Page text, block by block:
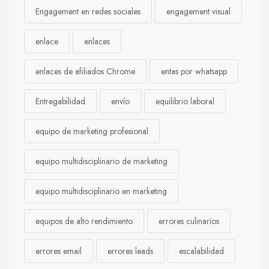
Engagement en redes sociales engagement visual
enlace enlaces
enlaces de afiliados Chrome entas por whatsapp
Entregabilidad envío equilibrio laboral
equipo de marketing profesional
equipo multidisciplinario de marketing
equipo multidisciplinario en marketing
equipos de alto rendimiento errores culinarios
errores email errores leads escalabilidad